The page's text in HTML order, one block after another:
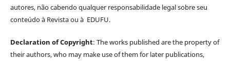
autores, não cabendo qualquer responsabilidade legal sobre seu
conteúdo à Revista ou à EDUFU.
Declaration of Copyright: The works published are the property of
their authors, who may make use of them for later publications,